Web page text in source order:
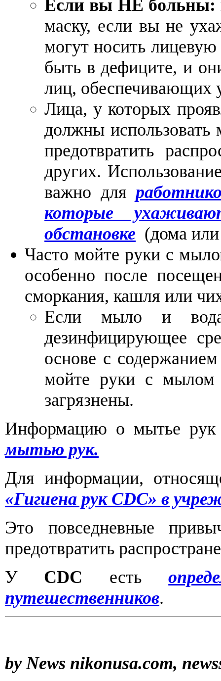
Если вы НЕ больны:
маску, если вы не
могут носить
быть в дефиците, и
лиц, обеспечивающих
Лица, у которых
должны
предотвратить
других.
важно для
которые
обстановке (дома
Часто мойте руки с
особенно после
сморкания, кашля или
Если мыло и вода
дезинфицирующее
основе с
мойте руки с мылом
загрязнены.
Информацию о мытье
мытью рук.
Для информации,
«Гигиена рук CDC» в
Это повседневные
предотвратить
У CDC есть
путешественников.
by News nikonusa.com,